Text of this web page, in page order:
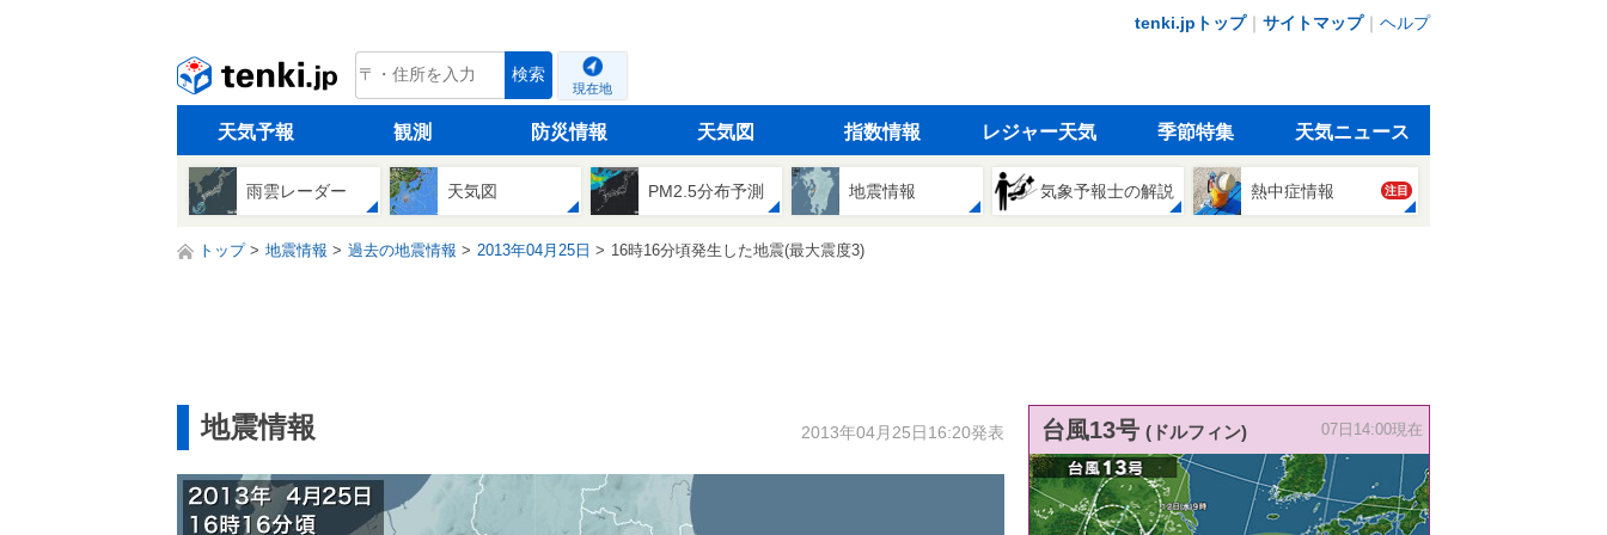
tenki.jpトップ｜ サイトマップ｜ ヘルプ
tenki.jp 検索
現在地
天気予報 観測 防災情報 天気図 指数情報 レジャー天気 季節特集 天気ニュース
雨雲レーダー 天気図 PM2.5分布予測 地震情報 気象予報士の解説 熱中症情報 注目
トップ 地震情報 過去の地震情報 2013年04月25日 16時16分頃発生した地震(最大震度3)
地震情報 2013年04月25日16:20発表 台風13号 (ドルフィン) 07日14:00現在